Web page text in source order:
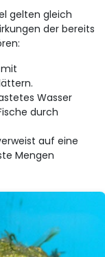
gelten gleich
der bereits
Wasser
durch
auf eine
Mengen